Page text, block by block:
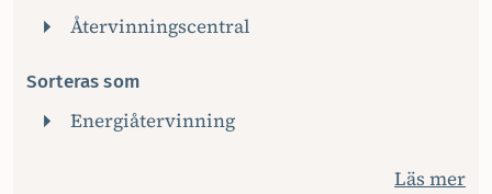
Återvinningscentral
Sorteras som
Energiåtervinning
Läs mer